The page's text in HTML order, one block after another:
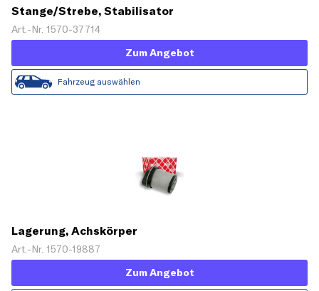
Stange/Strebe, Stabilisator
Art.-Nr. 1570-37714
Zum Angebot
Fahrzeug auswählen
Lagerung, Achskörper
Art.-Nr. 1570-19887
Zum Angebot